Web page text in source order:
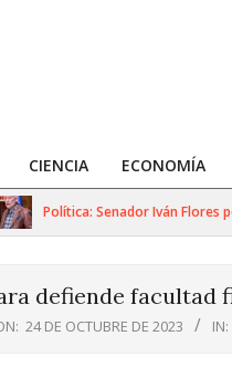
CIENCIA ECONOMÍA
Política: Senador Iván Flores por
defiende
24 DE OCTUBRE DE 2023 IN: